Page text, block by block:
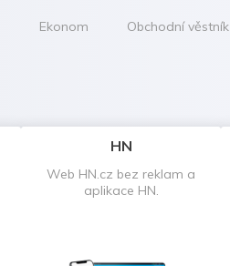
Ekonom Obchodní věstník
HN
Web HN.cz bez reklam a
aplikace HN.